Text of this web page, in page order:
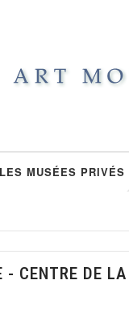
LES MUSÉES PRIVÉS
CENTRE DE